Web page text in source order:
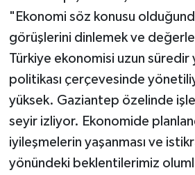
"Ekonomi söz konusu
görüşlerini dinlemek ve
Türkiye ekonomisi uzun süredir
politikası çerçevesinde
yüksek. Gaziantep özelinde
seyir izliyor. Ekonomide
iyileşmelerin yaşanması ve
yönündeki beklentilerimiz